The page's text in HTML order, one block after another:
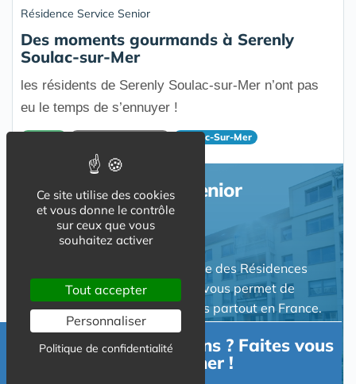
Résidence Service Senior
Des moments gourmands à Serenly
Soulac-sur-Mer
les résidents de Serenly Soulac-sur-Mer n’ont pas
eu le temps de s’ennuyer !
Soulac-Sur-Mer
Résidence Service Senior
Résidence Senior : Un annuaire des Résidences
avec services pour senior qui vous permet de
localiser les résidences seniors partout en France.
Découvrez les différentes offres de services et
comparer les gestionnaires.
Besoin d'informations ? Faites vous
accompagner !
Ce site utilise des cookies
et vous donne le contrôle
sur ceux que vous
souhaitez activer
Tout accepter
Personnaliser
Politique de confidentialité